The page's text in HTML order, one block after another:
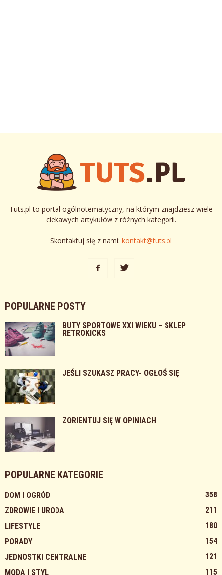
Tuts.pl to portal ogólnotematyczny, na którym znajdziesz wiele
ciekawych artykułów z różnych kategorii.
Skontaktuj się z nami: kontakt@tuts.pl
POPULARNE POSTY
BUTY SPORTOWE XXI WIEKU – SKLEP
RETROKICKS
JEŚLI SZUKASZ PRACY- OGŁOŚ SIĘ
ZORIENTUJ SIĘ W OPINIACH
POPULARNE KATEGORIE
DOM I OGRÓD
358
ZDROWIE I URODA
211
LIFESTYLE
180
PORADY
154
JEDNOSTKI CENTRALNE
121
MODA I STYL
115